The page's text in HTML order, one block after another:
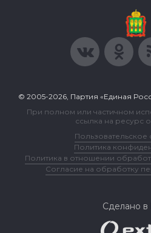
© 2005-2026, Партия «Единая
При полном или частичном
ссылка на ресурс
Политика
Политика в отношении
Согласие на обработку
Сделано в